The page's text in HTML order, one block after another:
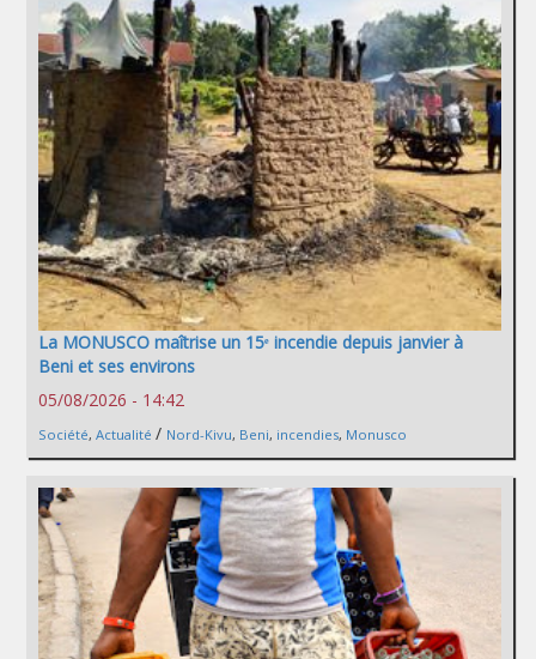
La MONUSCO maîtrise un 15ᵉ incendie depuis janvier à
Beni et ses environs
05/08/2026 - 14:42
Société, Actualité / Nord-Kivu, Beni, incendies, Monusco